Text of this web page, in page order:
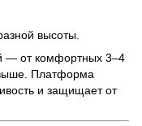
высоты.
— от комфортных 3–4
Платформа
и защищает от